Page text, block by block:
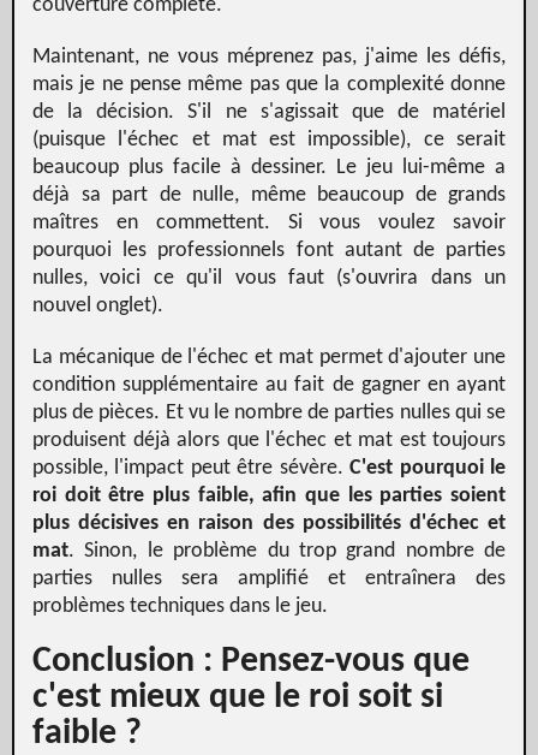
couverture complète.
Maintenant, ne vous méprenez pas, j'aime les défis,
mais je ne pense même pas que la complexité donne
de la décision. S'il ne s'agissait que de matériel
(puisque l'échec et mat est impossible), ce serait
beaucoup plus facile à dessiner. Le jeu lui-même a
déjà sa part de nulle, même beaucoup de grands
maîtres en commettent. Si vous voulez savoir
pourquoi les professionnels font autant de parties
nulles, voici ce qu'il vous faut (s'ouvrira dans un
nouvel onglet).
La mécanique de l'échec et mat permet d'ajouter une
condition supplémentaire au fait de gagner en ayant
plus de pièces. Et vu le nombre de parties nulles qui se
produisent déjà alors que l'échec et mat est toujours
possible, l'impact peut être sévère.C'est pourquoi le
roi doit être plus faible, afin que les parties soient
plus décisives en raison des possibilités d'échec et
mat. Sinon, le problème du trop grand nombre de
parties nulles sera amplifié et entraînera des
problèmes techniques dans le jeu.
Conclusion : Pensez-vous que
c'est mieux que le roi soit si
faible ?